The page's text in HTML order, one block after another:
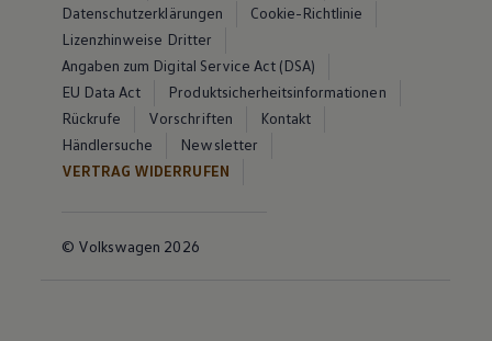
Datenschutzerklärungen
Cookie-Richtlinie
Lizenzhinweise Dritter
Angaben zum Digital Service Act (DSA)
EU Data Act
Produktsicherheitsinformationen
Rückrufe
Vorschriften
Kontakt
Händlersuche
Newsletter
VERTRAG WIDERRUFEN
© Volkswagen 2026